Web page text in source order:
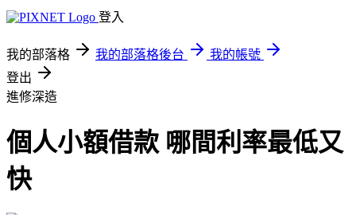
登入
我的部落格 我的部落格後台
我的帳號
登出
進修深造
個人小額借款 哪間利率最低又
快